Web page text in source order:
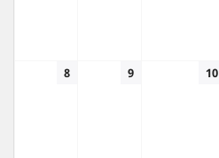
8 9 10